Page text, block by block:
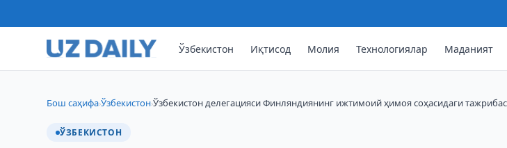
Ўзбекистон Иқтисод Молия Технологиялар Маданият
Бош саҳифа›Ўзбекистон›Ўзбекистон делегацияси Финляндиянинг ижтимоий ҳимоя соҳасидаги
ЎЗБЕКИСТОН